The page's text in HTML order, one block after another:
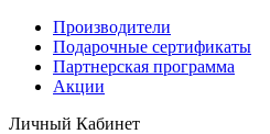
Производители
Подарочные сертификаты
Партнерская программа
Акции
Личный Кабинет